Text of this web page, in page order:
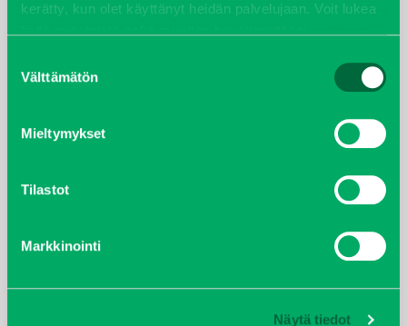
kerätty, kun olet käyttänyt heidän palvelujaan. Voit lukea
valinta
Välttämätön
Mieltymykset
Tilastot
Markkinointi
Näytä tiedot
helmikuu 2022
joulukuu 2021
helmikuu 2020
joulukuu 2019